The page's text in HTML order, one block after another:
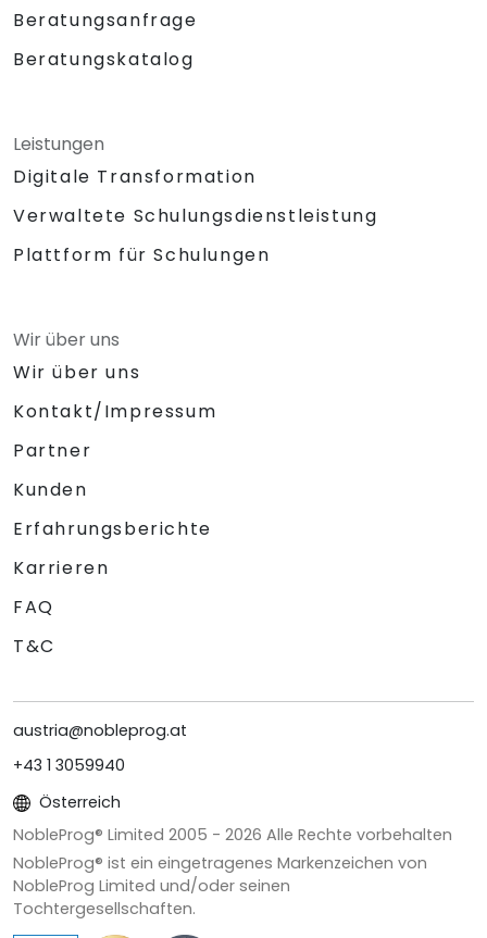
Beratungsanfrage
Beratungskatalog
Leistungen
Digitale Transformation
Verwaltete Schulungsdienstleistung
Plattform für Schulungen
Wir über uns
Wir über uns
Kontakt/Impressum
Partner
Kunden
Erfahrungsberichte
Karrieren
FAQ
T&C
austria@nobleprog.at
+43 1 3059940
Österreich
NobleProg® Limited 2005 - 2026 Alle Rechte vorbehalten
NobleProg® ist ein eingetragenes Markenzeichen von
NobleProg Limited und/oder seinen
Tochtergesellschaften.